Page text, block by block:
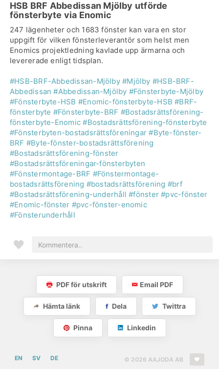
HSB BRF Abbedissan Mjölby utförde
fönsterbyte via Enomic
247 lägenheter och 1683 fönster kan vara en stor
uppgift för vilken fönsterleverantör som helst men
Enomics projektledning kavlade upp ärmarna och
levererade enligt tidsplan.
#HSB-BRF-Abbedissan-Mjölby #Mjölby #HSB-BRF-
Abbedissan #Abbedissan-Mjölby #Fönsterbyte-Mjölby
#Fönsterbyte-HSB #Enomic-fönsterbyte-HSB #BRF-
fönsterbyte #Fönsterbyte-BRF #Bostadsrättsförening-
fönsterbyte-Enomic #Bostadsrättsförening-fönsterbyte
#Fönsterbyten-bostadsrättsföreningar #Byte-fönster-
BRF #Byte-fönster-bostadsrättsförening
#Bostadsrättsförening-fönster
#Bostadsrättsföreningar-fönsterbyten
#Fönstermontage-BRF #Fönstermontage-
bostadsrättsförening #bostadsrättsförening #brf
#Bostadsrättsförening-underhåll #fönster #pvc-fönster
#Enomic-fönster #pvc-fönster-enomic
#Fönsterunderhåll
PDF för utskrift Email PDF
Hämta länk Dela Twittra
Pinna Linkedin
© 2026 AAJODA AB
EN SV DE